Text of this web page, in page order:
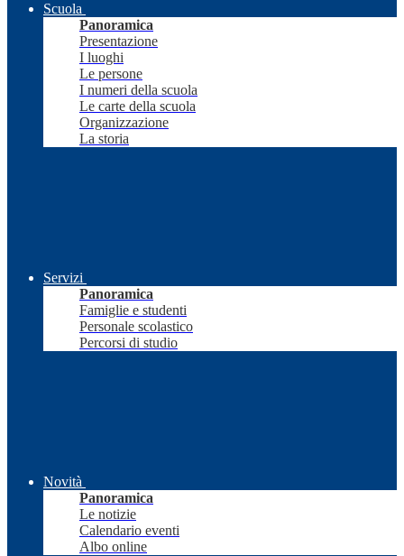
Scuola
Panoramica
Presentazione
I luoghi
Le persone
I numeri della scuola
Le carte della scuola
Organizzazione
La storia
Servizi
Panoramica
Famiglie e studenti
Personale scolastico
Percorsi di studio
Novità
Panoramica
Le notizie
Calendario eventi
Albo online